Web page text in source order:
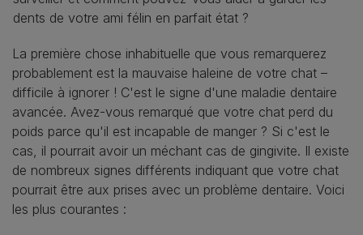
dents de votre ami félin en parfait état ?
La première chose inhabituelle que vous remarquerez
probablement est la mauvaise haleine de votre chat –
difficile à ignorer ! C'est le signe d'une maladie dentaire
avancée. Avez-vous remarqué que votre chat perd du
poids parce qu'il est incapable de manger ? Si c'est le
cas, il pourrait avoir un méchant cas de gingivite. Il existe
de nombreux signes différents indiquant que votre chat
pourrait être aux prises avec un problème dentaire. Voici
les plus courantes :